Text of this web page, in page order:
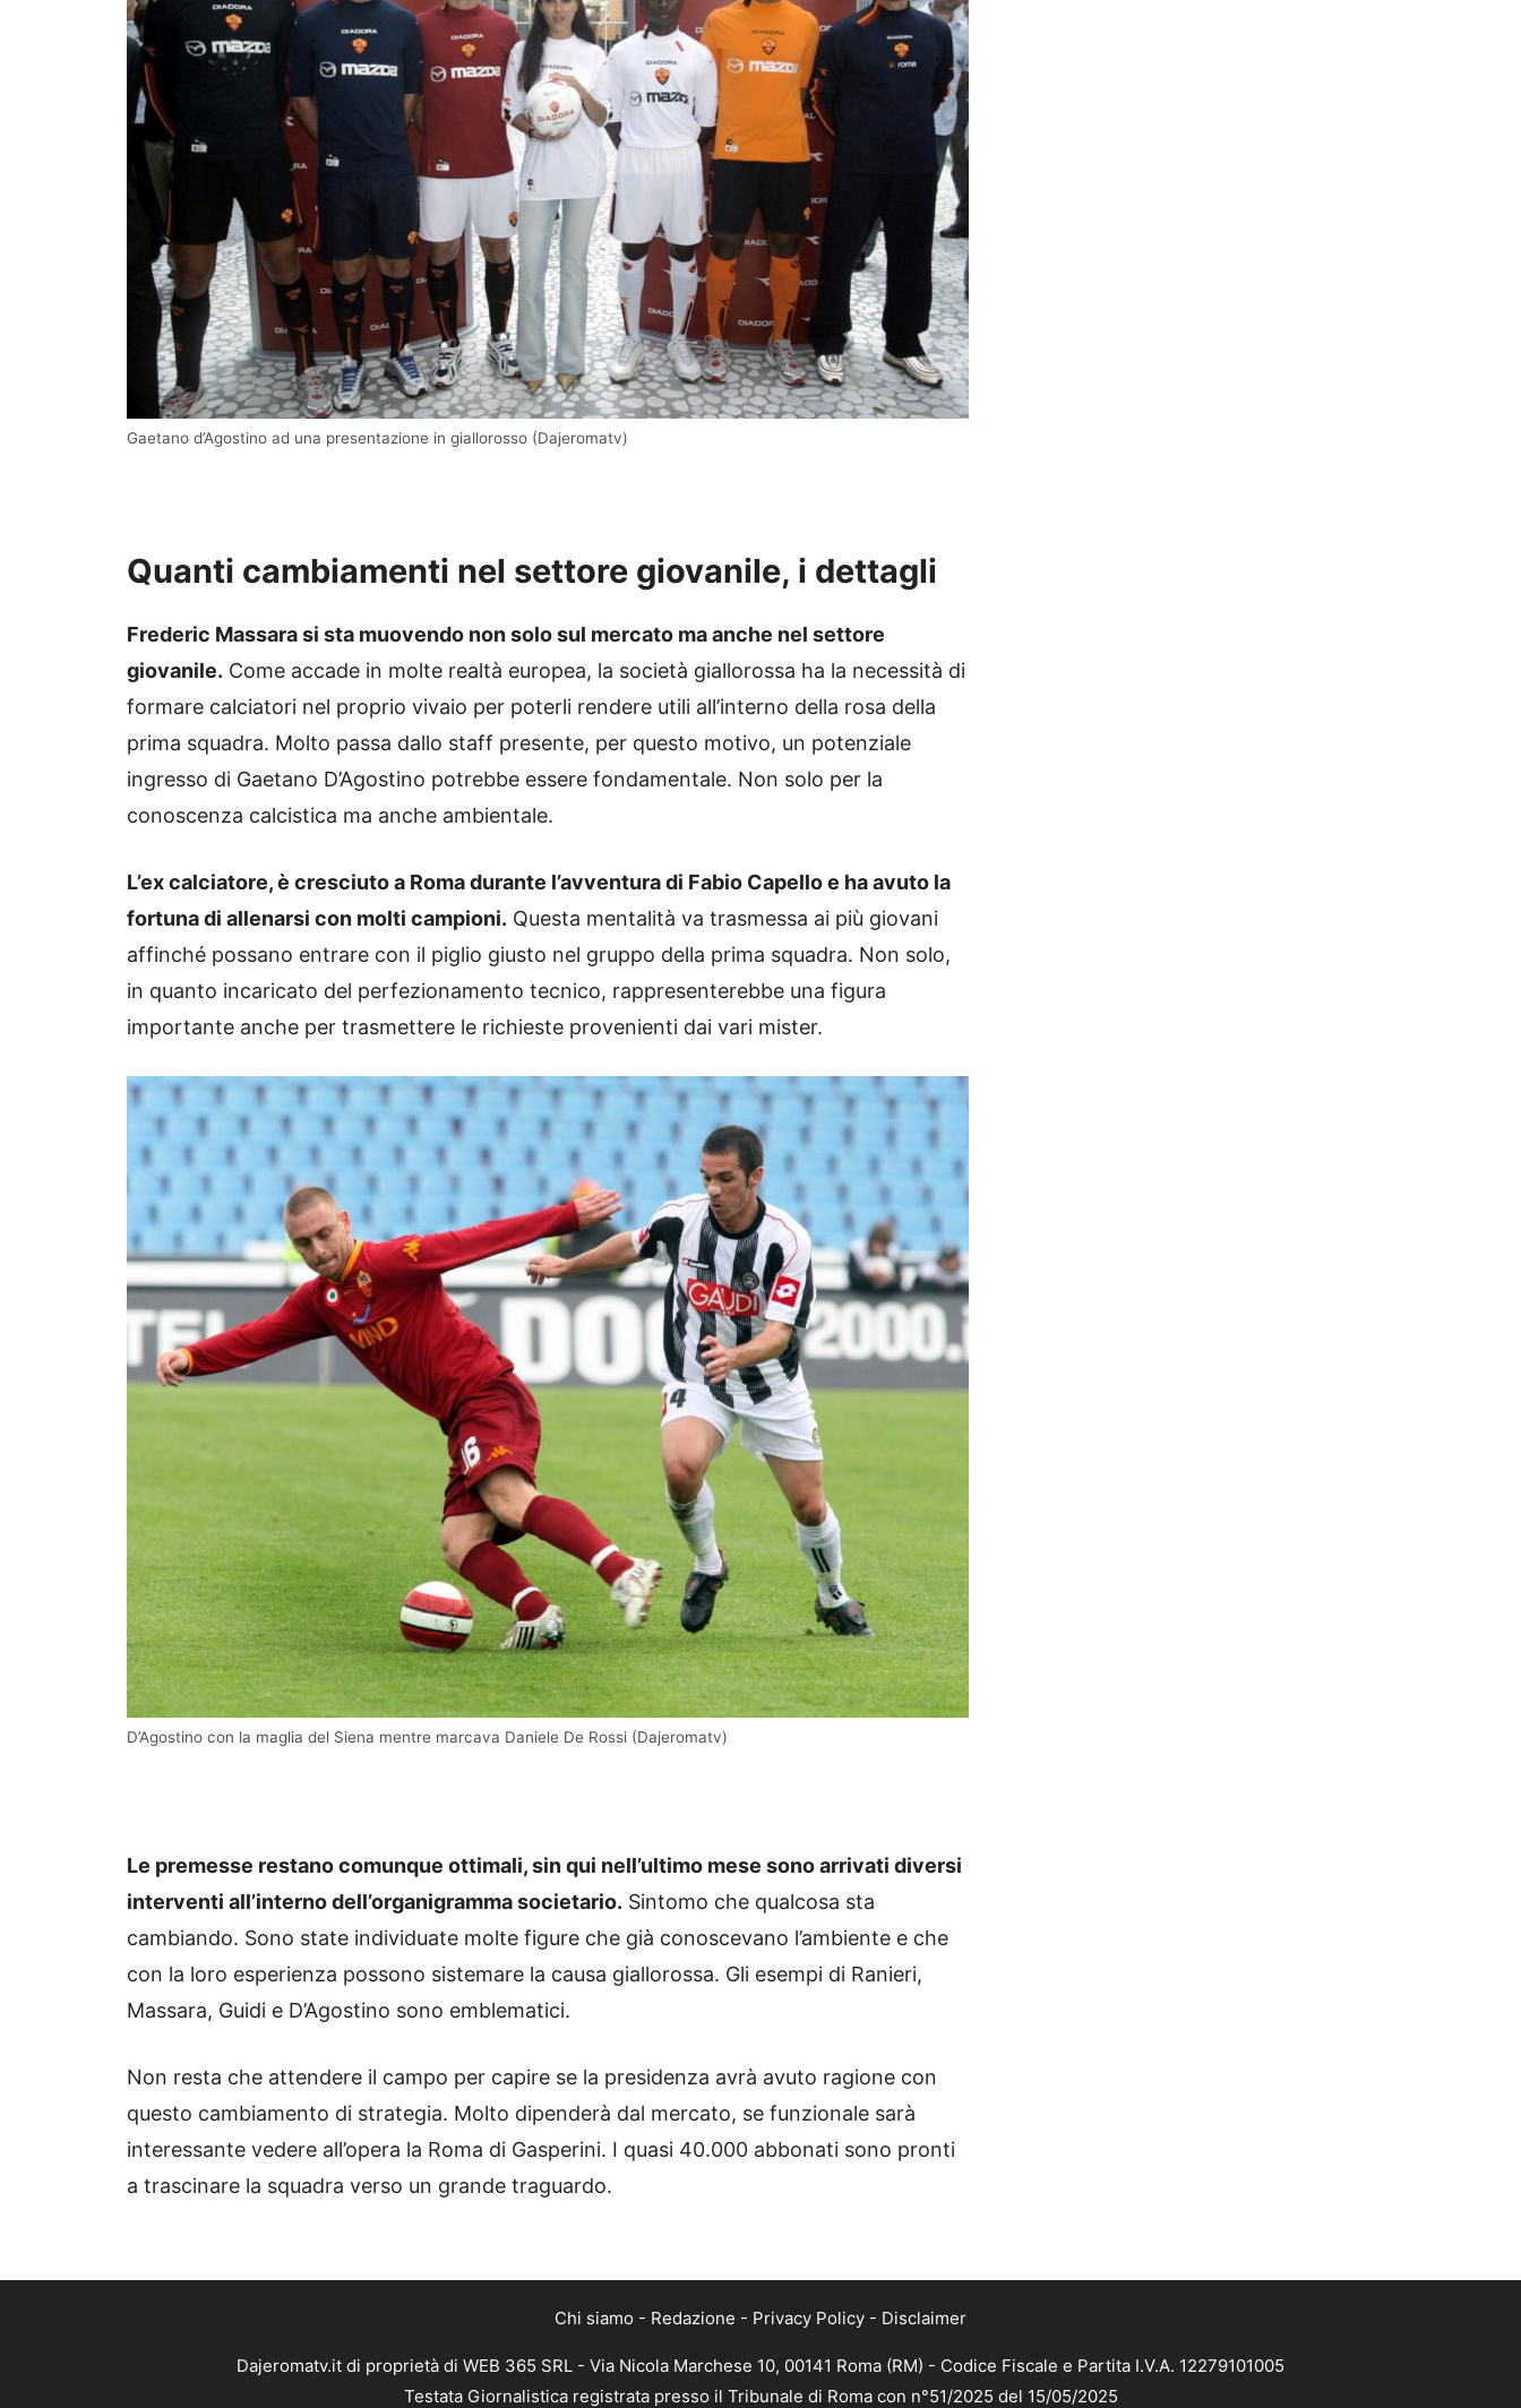
Gaetano d’Agostino ad una presentazione in giallorosso (Dajeromatv)
Quanti cambiamenti nel settore giovanile, i dettagli
Frederic Massara si sta muovendo non solo sul mercato ma anche nel settore
giovanile. Come accade in molte realtà europea, la società giallorossa ha la necessità di
formare calciatori nel proprio vivaio per poterli rendere utili all’interno della rosa della
prima squadra. Molto passa dallo staff presente, per questo motivo, un potenziale
ingresso di Gaetano D’Agostino potrebbe essere fondamentale. Non solo per la
conoscenza calcistica ma anche ambientale.
L’ex calciatore, è cresciuto a Roma durante l’avventura di Fabio Capello e ha avuto la
fortuna di allenarsi con molti campioni. Questa mentalità va trasmessa ai più giovani
affinché possano entrare con il piglio giusto nel gruppo della prima squadra. Non solo,
in quanto incaricato del perfezionamento tecnico, rappresenterebbe una figura
importante anche per trasmettere le richieste provenienti dai vari mister.
D’Agostino con la maglia del Siena mentre marcava Daniele De Rossi (Dajeromatv)
Le premesse restano comunque ottimali, sin qui nell’ultimo mese sono arrivati diversi
interventi all’interno dell’organigramma societario. Sintomo che qualcosa sta
cambiando. Sono state individuate molte figure che già conoscevano l’ambiente e che
con la loro esperienza possono sistemare la causa giallorossa. Gli esempi di Ranieri,
Massara, Guidi e D’Agostino sono emblematici.
Non resta che attendere il campo per capire se la presidenza avrà avuto ragione con
questo cambiamento di strategia. Molto dipenderà dal mercato, se funzionale sarà
interessante vedere all’opera la Roma di Gasperini. I quasi 40.000 abbonati sono pronti
a trascinare la squadra verso un grande traguardo.
Chi siamo - Redazione - Privacy Policy - Disclaimer
Dajeromatv.it di proprietà di WEB 365 SRL - Via Nicola Marchese 10, 00141 Roma (RM) - Codice Fiscale e Partita I.V.A. 12279101005
Testata Giornalistica registrata presso il Tribunale di Roma con n°51/2025 del 15/05/2025